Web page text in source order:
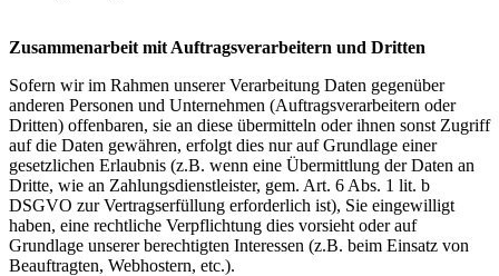
Zusammenarbeit mit Auftragsverarbeitern und Dritten
Sofern wir im Rahmen unserer Verarbeitung Daten gegenüber
anderen Personen und Unternehmen (Auftragsverarbeitern oder
Dritten) offenbaren, sie an diese übermitteln oder ihnen sonst Zugriff
auf die Daten gewähren, erfolgt dies nur auf Grundlage einer
gesetzlichen Erlaubnis (z.B. wenn eine Übermittlung der Daten an
Dritte, wie an Zahlungsdienstleister, gem. Art. 6 Abs. 1 lit. b
DSGVO zur Vertragserfüllung erforderlich ist), Sie eingewilligt
haben, eine rechtliche Verpflichtung dies vorsieht oder auf
Grundlage unserer berechtigten Interessen (z.B. beim Einsatz von
Beauftragten, Webhostern, etc.).